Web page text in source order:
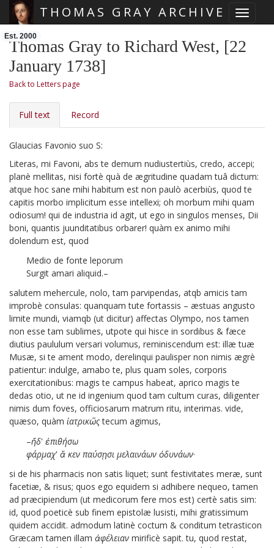
Toggle
THOMAS GRAY ARCHIVE
Est. 2000
Thomas Gray to Richard West, [22
January 1738]
Back to Letters page
Full text Record
Glaucias Favonio suo S:
Literas, mi Favoni, abs te demum nudiustertiùs, credo, accepi;
planè mellitas, nisi fortè quà de ægritudine quadam tuâ dictum:
atque hoc sane mihi habitum est non paulò acerbiùs, quod te
capitis morbo implicitum esse intellexi; oh morbum mihi quam
odiosum! qui de industria id agit, ut ego in singulos menses, Dii
boni, quantis juunditatibus orbarer! quàm ex animo mihi
dolendum est, quod
Medio de fonte leporum
Surgit amari aliquid.–
salutem mehercule, nolo, tam parvipendas, atqb amicis tam
improbè consulas: quanquam tute fortassis – æstuas angusto
limite mundi, viamqb (ut dicitur) affectas Olympo, nos tamen
non esse tam sublimes, utpote qui hisce in sordibus & fæce
diutius paululum versari volumus, reminiscendum est: illæ tuæ
Musæ, si te ament modo, derelinqui paulisper non nimis ægrè
patientur: indulge, amabo te, plus quam soles, corporis
exercitationibus: magis te campus habeat, aprico magis te
dedas otio, ut ne id ingenium quod tam cultum curas, diligenter
nimis dum foves, officiosarum matrum ritu, interimas. vide,
quæso, quàm ἰατρικῶςtecum agimus,
–ἤδ' ἐπιθήσω
φάρμαχ' ἅ κεν παύσῃσι μελαινάων ὀδυνάων·
si de his pharmacis non satis liquet; sunt festivitates meræ, sunt
facetiæ, & risus; quos ego equidem si adhibere nequeo, tamen
ad præcipiendum (ut medicorum fere mos est) certè satis sim:
id, quod poeticè sub finem epistolæ lusisti, mihi gratissimum
quidem accidit. admodum latinè coctum & conditum tetrasticon
Græcam tamen illam ἀφέλειαν mirificè sapit. tu, quod restat,